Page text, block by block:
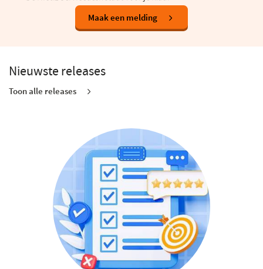
Maak een melding
in
Nieuwste releases
Toon alle releases